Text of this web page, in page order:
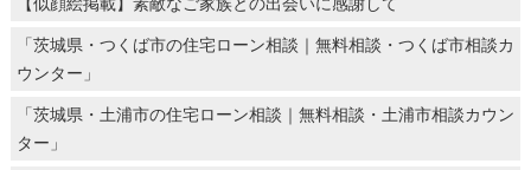
「茨城県・つくば市の住宅ローン相談｜無料相談・つくば市相談カ
ウンター」
「茨城県・土浦市の住宅ローン相談｜無料相談・土浦市相談カウン
ター」